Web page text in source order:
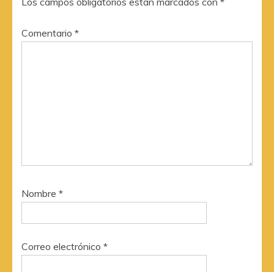
Comentario *
Nombre *
Correo electrónico *